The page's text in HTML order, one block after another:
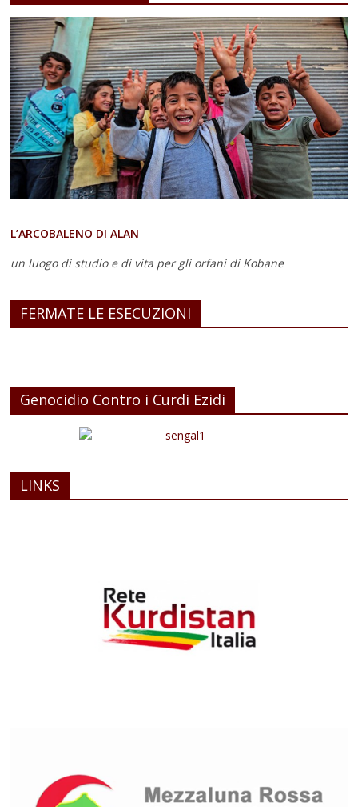
L’ARCOBALENO DI ALAN
un luogo di studio e di vita per gli orfani di Kobane
FERMATE LE ESECUZIONI
Genocidio Contro i Curdi Ezidi
LINKS